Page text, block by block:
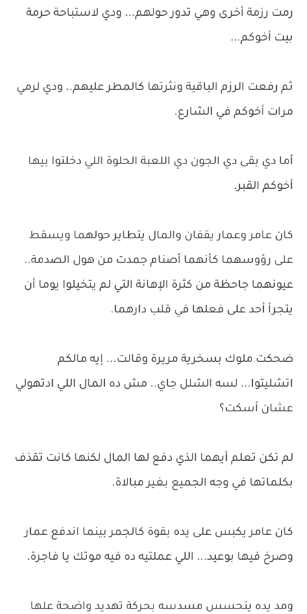
رمت رزمة أخرى وهي تدور حولهم... ودي لاستباحة حرمة
بيت أخوكم...
ثم رفعت الرزم الباقية ونثرتها كالمطر عليهم.. ودي لرمي
مرات أخوكم في الشارع.
أما دي بقى دي الجون دي اللعبة الحلوة اللي دخلتوا بيها
أخوكم القبر.
كان عامر وعمار يقفان والمال يتطاير حولهما ويسقط
على رؤوسهما كأنهما أصنام جمدت من هول الصدمة..
عيونهما جاحظة من كثرة الإهانة التي لم يتخيلوا يوما أن
يتجرأ أحد على فعلها في قلب دارهما.
ضحكت ملوك بسخرية مريرة وقالت... إيه مالكم
اتشليتوا... لسه الشلل جاي.. مش ده المال اللي ادتهولي
عشان أسكت؟
لم تكن تعلم أيهما الذي دفع لها المال لكنها كانت تقذف
بكلماتها في وجه الجميع بغير مبالاة.
كان عامر يكبس على يده بقوة كالجمر بينما اندفع عمار
وصرخ فيها بوعيد... اللي عملتيه ده فيه موتك يا فاجرة.
ومد يده يتحسس مسدسه بحركة تهديد واضحة علها